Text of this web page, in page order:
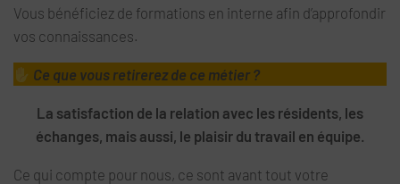
Vous bénéficiez de formations en interne afin d’approfondir
vos connaissances.
Ce que vous retirerez de ce métier ?
La satisfaction de la relation avec les résidents, les
échanges, mais aussi, le plaisir du travail en équipe.
Ce qui compte pour nous, ce sont avant tout votre